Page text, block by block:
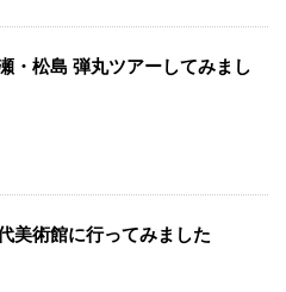
・松島 弾丸ツアーしてみまし
美術館に行ってみました